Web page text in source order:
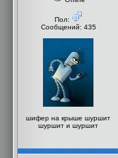
Пол:
Сообщений: 435
шифер на крыше шуршит
шуршит и шуршит